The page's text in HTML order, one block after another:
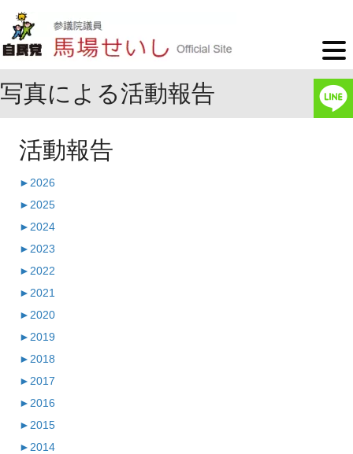
写真による活動報告
活動報告
► 2026
► 2025
► 2024
► 2023
► 2022
► 2021
► 2020
► 2019
► 2018
► 2017
► 2016
► 2015
► 2014